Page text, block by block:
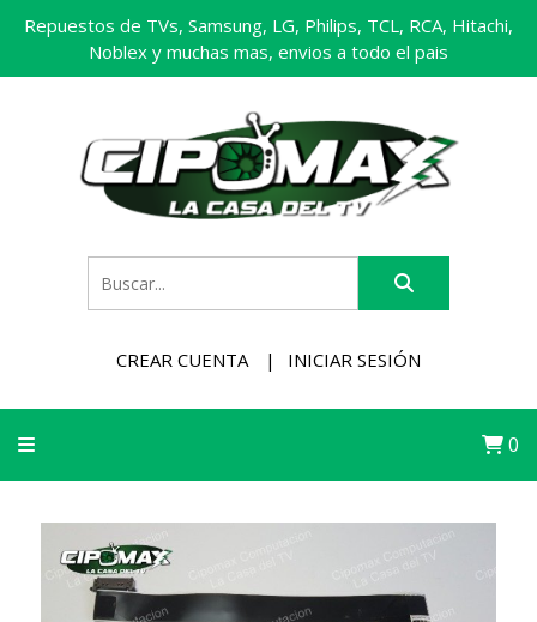
Repuestos de TVs, Samsung, LG, Philips, TCL, RCA, Hitachi,
Noblex y muchas mas, envios a todo el pais
CREAR CUENTA INICIAR SESIÓN
0